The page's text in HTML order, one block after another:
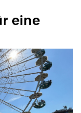
eine